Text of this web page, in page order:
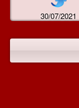
30/07/2021